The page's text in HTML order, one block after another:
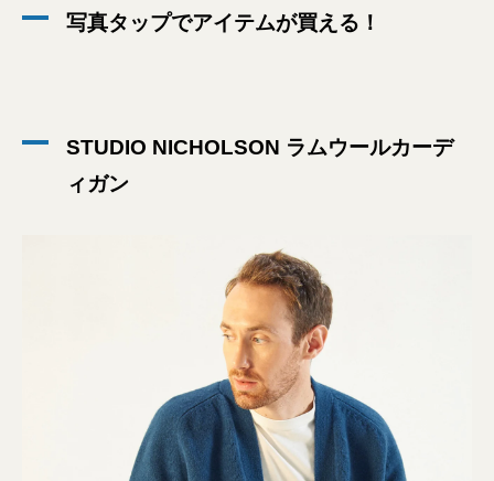
写真タップでアイテムが買える！
STUDIO NICHOLSON ラムウールカーデ
ィガン